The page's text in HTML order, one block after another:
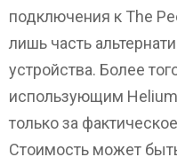
подключения к The
лишь часть
устройства. Более
использующим
только за
Стоимость может